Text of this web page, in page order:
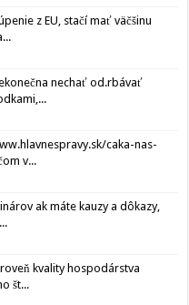
z EU, stačí mať väčšinu
nechať od.rbávať
caka-nas-
v...
ak máte kauzy a dôkazy,
kvality hospodárstva
št...